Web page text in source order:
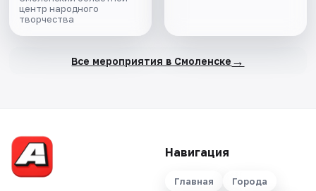
центр народного
творчества
Все мероприятия в Смоленске →
Навигация
Главная Города